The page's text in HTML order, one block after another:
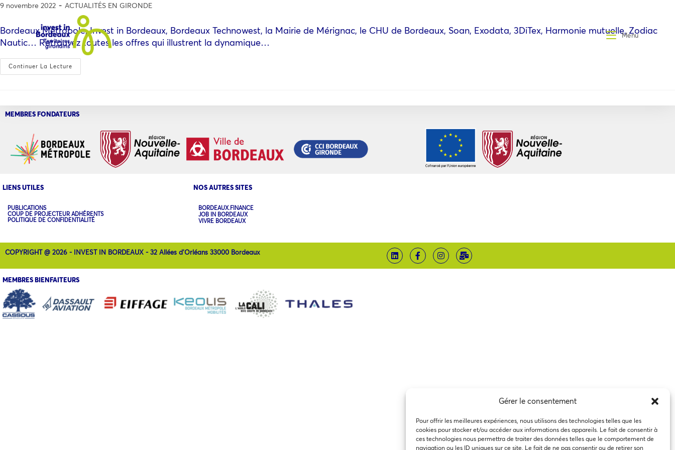
Gérer le consentement
Pour offrir les meilleures expériences, nous utilisons des technologies telles que les
cookies pour stocker et/ou accéder aux informations des appareils. Le fait de consentir à
ces technologies nous permettra de traiter des données telles que le comportement de
navigation ou les ID uniques sur ce site. Le fait de ne pas consentir ou de retirer son
Menu
9 novembre 2022 ACTUALITÉS EN GIRONDE
Bordeaux Métropole, Invest in Bordeaux, Bordeaux Technowest, la Mairie de Mérignac, le CHU de Bordeaux, Soan, Exodata, 3DiTex, Harmonie mutuelle, Zodiac
Nautic… Retrouvez toutes les offres qui illustrent la dynamique…
Continuer La Lecture
MEMBRES FONDATEURS
LIENS UTILES
PUBLICATIONS
COUP DE PROJECTEUR ADHÉRENTS
POLITIQUE DE CONFIDENTIALITÉ
NOS AUTRES SITES
BORDEAUX.FINANCE
JOB IN BORDEAUX
VIVRE BORDEAUX
COPYRIGHT @ 2026 - INVEST IN BORDEAUX - 32 Allées d'Orléans 33000 Bordeaux
MEMBRES BIENFAITEURS